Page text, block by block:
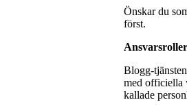
Önskar du
först.
Ansvarsroller
Blogg-
med officiella
kallade